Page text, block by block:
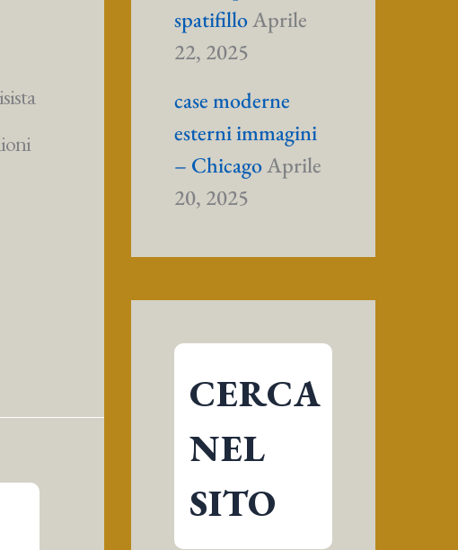
spatifilloAprile
22, 2025
case moderne
esterni immagini
– ChicagoAprile
20, 2025
CERCA
NEL
SITO